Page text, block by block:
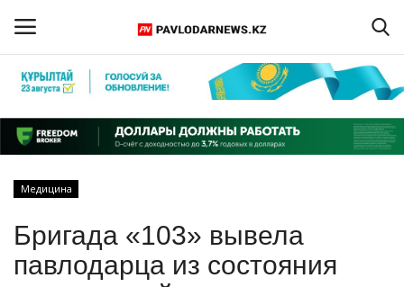
Регистрация
Главная
ПАВЛОДАРСКАЯ ОБЛАСТЬ
Медицина
Бригада «103» вывела
павлодарца из состояния